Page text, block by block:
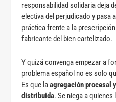
responsabilidad solidaria deja
electiva del perjudicado y pasa
práctica frente a la
fabricante del bien cartelizado.
Y quizá convenga empezar a
problema español no es solo
Es que laagregación procesal
distribuida. Se niega a